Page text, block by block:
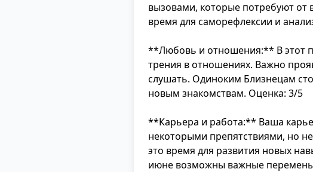
вызовами, которые потребуют от
время для саморефлексии и
**Любовь и отношения:** В этот
трения в отношениях. Важно
слушать. Одиноким Близнецам
новым знакомствам. Оценка: 3/5
**Карьера и работа:** Ваша
некоторыми препятствиями, но
это время для развития новых
июне возможны важные